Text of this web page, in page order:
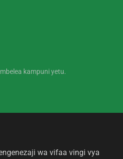
kampuni yetu.
wa vifaa vingi vya